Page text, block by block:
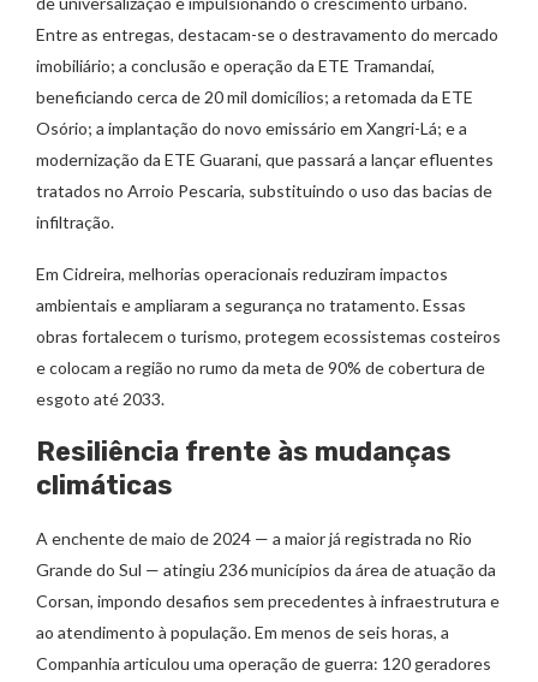
Entre as entregas, destacam-se o destravamento do mercado
imobiliário; a conclusão e operação da ETE Tramandaí,
beneficiando cerca de 20 mil domicílios; a retomada da ETE
Osório; a implantação do novo emissário em Xangri-Lá; e a
modernização da ETE Guarani, que passará a lançar efluentes
tratados no Arroio Pescaria, substituindo o uso das bacias de
infiltração.
Em Cidreira, melhorias operacionais reduziram impactos
ambientais e ampliaram a segurança no tratamento. Essas
obras fortalecem o turismo, protegem ecossistemas costeiros
e colocam a região no rumo da meta de 90% de cobertura de
esgoto até 2033.
Resiliência frente às mudanças
climáticas
A enchente de maio de 2024 — a maior já registrada no Rio
Grande do Sul — atingiu 236 municípios da área de atuação da
Corsan, impondo desafios sem precedentes à infraestrutura e
ao atendimento à população. Em menos de seis horas, a
Companhia articulou uma operação de guerra: 120 geradores